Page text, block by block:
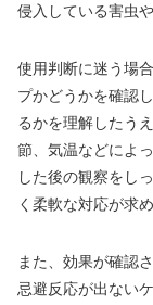
侵入している害虫
使用判断に迷う場
プかどうかを確認
るかを理解したう
節、気温などによ
した後の観察をし
く柔軟な対応が求
また、効果が確認
忌避反応が出ない